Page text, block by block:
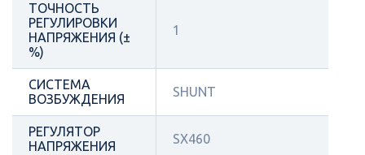
ТОЧНОСТЬ
РЕГУЛИРОВКИ
НАПРЯЖЕНИЯ (±
%)
1
СИСТЕМА
ВОЗБУЖДЕНИЯ
SHUNT
РЕГУЛЯТОР
НАПРЯЖЕНИЯ
SX460